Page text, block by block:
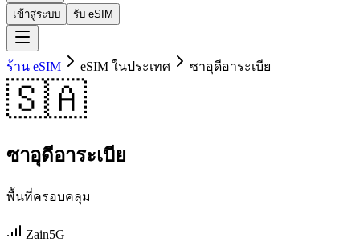
เข้าสู่ระบบ
รับ eSIM
ร้าน eSIM eSIM ในประเทศ ซาอุดีอาระเบีย
🇸🇦
ซาอุดีอาระเบีย
พื้นที่ครอบคลุม
Zain5G